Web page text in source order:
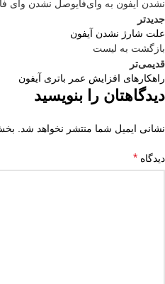
نشدن آیفون به وای‌فایوصل نشدن وای
جدیدتر
علت شارژ نشدن آیفون
بازگشت به لیست
قدیمی‌تر
راهکارهای افزایش عمر باتری آیفون
دیدگاهتان را بنویسید
نشانی ایمیل شما منتشر نخواهد شد.
دیدگاه *